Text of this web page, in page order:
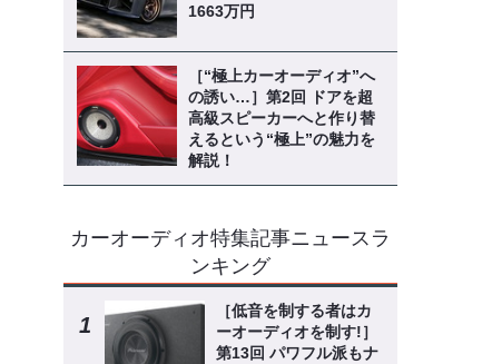
1663万円
［“極上カーオーディオ”へ
の誘い…］第2回 ドアを超
高級スピーカーへと作り替
えるという“極上”の魅力を
解説！
カーオーディオ特集記事ニュースラ
ンキング
［低音を制する者はカ
ーオーディオを制す!］
第13回 パワフル派もナ